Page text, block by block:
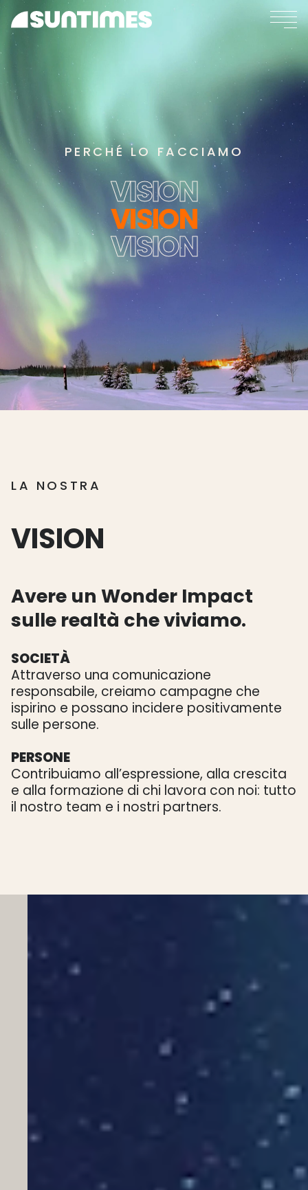
PERCHÉ LO FACCIAMO
VISION
VISION
VISION
LA NOSTRA
VISION
Avere un Wonder Impact
sulle realtà che viviamo.
SOCIETÀ
Attraverso una comunicazione
responsabile, creiamo campagne che
ispirino e possano incidere positivamente
sulle persone.
PERSONE
Contribuiamo all’espressione, alla crescita
e alla formazione di chi lavora con noi: tutto
il nostro team e i nostri partners.